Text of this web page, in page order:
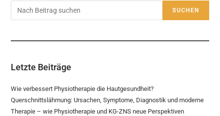
SUCHEN
Letzte Beiträge
Wie verbessert Physiotherapie die Hautgesundheit?
Querschnittslähmung: Ursachen, Symptome, Diagnostik und moderne
Therapie – wie Physiotherapie und KG-ZNS neue Perspektiven